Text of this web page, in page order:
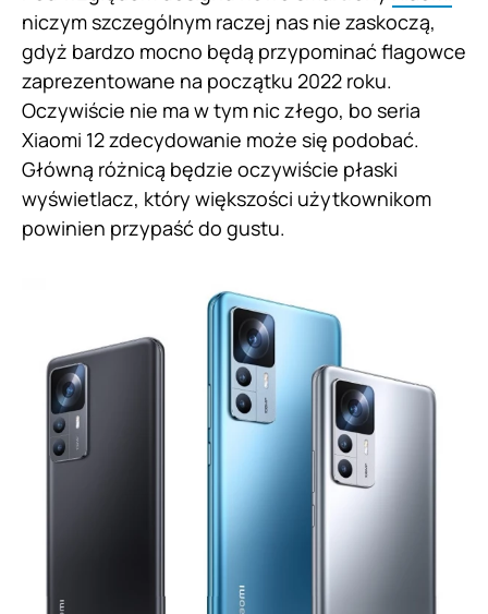
niczym szczególnym raczej nas nie zaskoczą,
gdyż bardzo mocno będą przypominać flagowce
zaprezentowane na początku 2022 roku.
Oczywiście nie ma w tym nic złego, bo seria
Xiaomi 12 zdecydowanie może się podobać.
Główną różnicą będzie oczywiście płaski
wyświetlacz, który większości użytkownikom
powinien przypaść do gustu.